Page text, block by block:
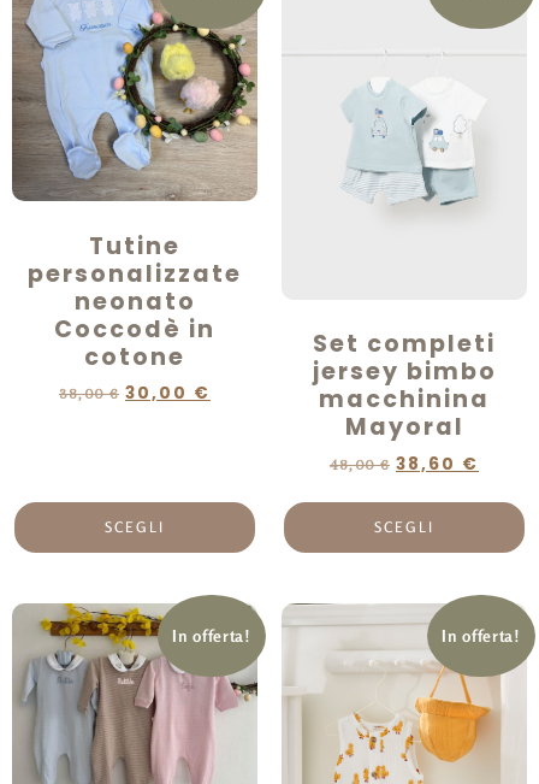
Tutine
personalizzate
neonato
Coccodè in
cotone
38,00€ 30,00 €
SCEGLI
Set completi
jersey bimbo
macchinina
Mayoral
48,00€ 38,60 €
SCEGLI
In offerta! In offerta!